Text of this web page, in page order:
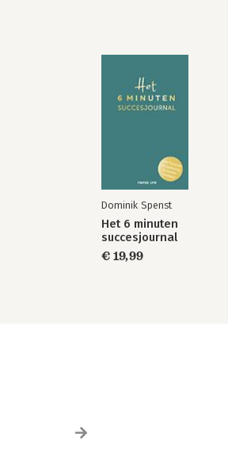
Dominik Spenst
Het 6 minuten
succesjournal
€ 19,99